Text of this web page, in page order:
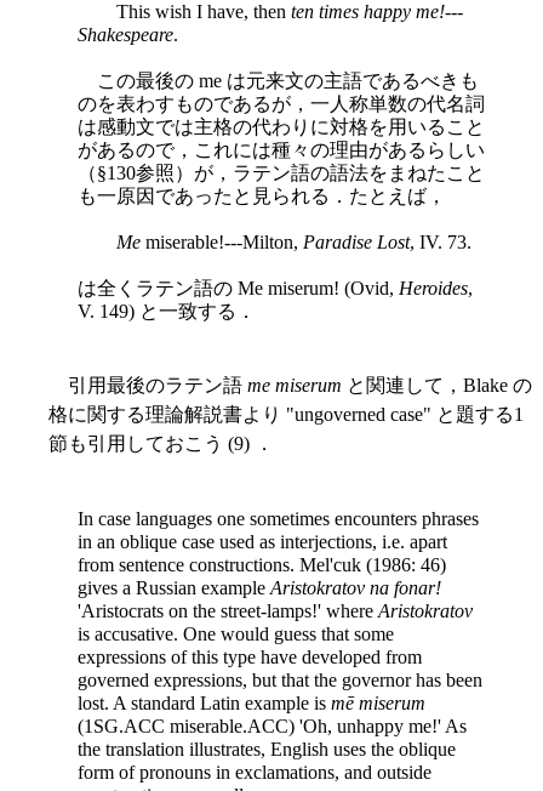
This wish I have, then ten times happy me!---
Shakespeare.
この最後の me は元来文の主語であるべきも
のを表わすものであるが，一人称単数の代名詞
は感動文では主格の代わりに対格を用いること
があるので，これには種々の理由があるらしい
（§130参照）が，ラテン語の語法をまねたこと
も一原因であったと見られる．たとえば，
Me miserable!---Milton, Paradise Lost, IV. 73.
は全くラテン語の Me miserum! (Ovid, Heroides,
V. 149) と一致する．
引用最後のラテン語 me miserum と関連して，Blake の
格に関する理論解説書より "ungoverned case" と題する1
節も引用しておこう (9) ．
In case languages one sometimes encounters phrases
in an oblique case used as interjections, i.e. apart
from sentence constructions. Mel'cuk (1986: 46)
gives a Russian example Aristokratov na fonar!
'Aristocrats on the street-lamps!' where Aristokratov
is accusative. One would guess that some
expressions of this type have developed from
governed expressions, but that the governor has been
lost. A standard Latin example is mē miserum
(1SG.ACC miserable.ACC) 'Oh, unhappy me!' As
the translation illustrates, English uses the oblique
form of pronouns in exclamations, and outside